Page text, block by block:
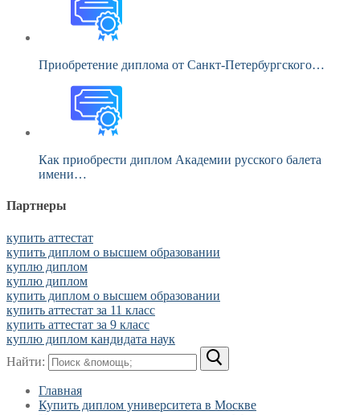
Приобретение диплома от Санкт-Петербургского…
Как приобрести диплом Академии русского балета
имени…
Партнеры
купить аттестат
купить диплом о высшем образовании
куплю диплом
куплю диплом
купить диплом о высшем образовании
купить аттестат за 11 класс
купить аттестат за 9 класс
куплю диплом кандидата наук
Найти:
Главная
Купить диплом университета в Москве